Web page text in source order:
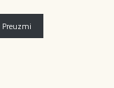
Preuzmi